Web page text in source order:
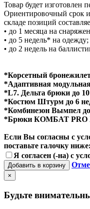
Товар будет изготовлен
Ориентировочный срок
складе позиций
• до 1 месяца на
• до 5 недель* на одежду;
• до 2 недель на
*Корсетный
*Адаптивная
*L7. Дельта брюки до 10
*Костюм Штурм до 6
*Комбинезон Вымпел до
*Брюки КОМБАТ PRO
Если Вы согласны с
поставьте галочку ниже:
Я согласен (-на) с
Добавить в корзину
×
Будьте